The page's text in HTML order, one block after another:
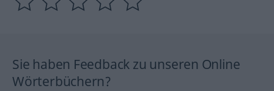
Sie haben Feedback zu unseren Online
Wörterbüchern?